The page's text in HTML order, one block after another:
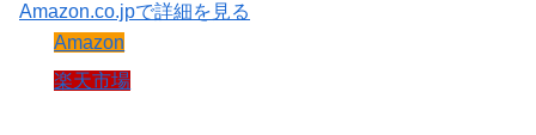
Amazon.co.jpで詳細を見る
Amazon
楽天市場